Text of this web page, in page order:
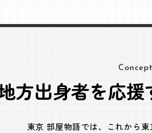
Concept
方出身者を応
東京 部屋物語では、
これから